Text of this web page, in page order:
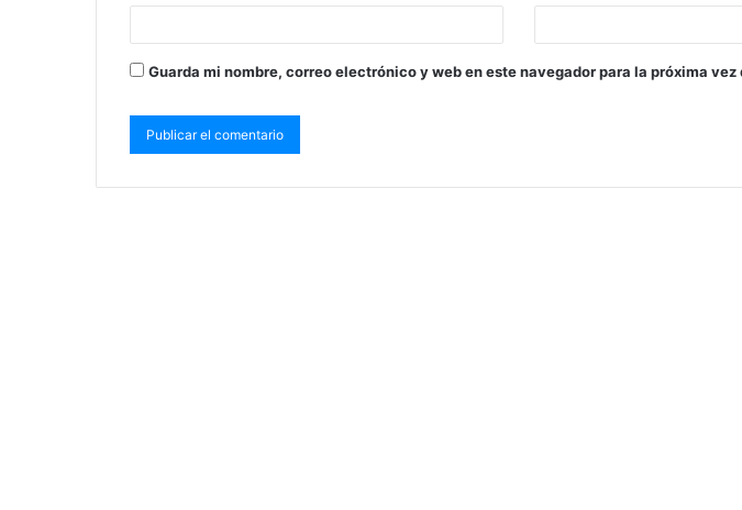
Guarda mi nombre, correo electrónico y web en este navegador para la próxima vez